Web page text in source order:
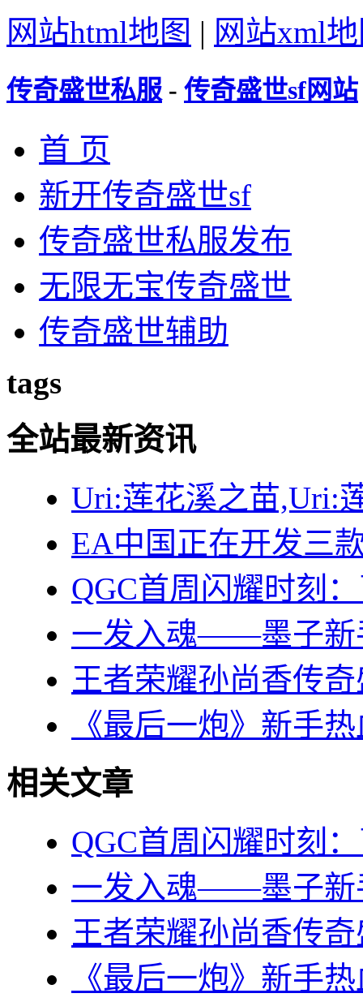
网站html地图 | 网站xml
传奇盛世私服 - 传奇盛世sf网站
首 页
新开传奇盛世sf
传奇盛世私服发布
无限无宝传奇盛世
传奇盛世辅助
tags
全站最新资讯
Uri:莲花溪之苗,Uri:
EA中国正在开发三
QGC首周闪耀时刻
一发入魂——墨子新
王者荣耀孙尚香传
《最后一炮》新手
相关文章
QGC首周闪耀时刻
一发入魂——墨子新
王者荣耀孙尚香传
《最后一炮》新手